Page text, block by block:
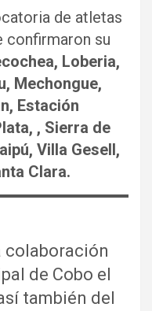
de atletas
confirmaron su
Loberia,
Mechongue,
Estación
, Sierra de
Villa Gesell,
Clara.
colaboración
de Cobo el
también del